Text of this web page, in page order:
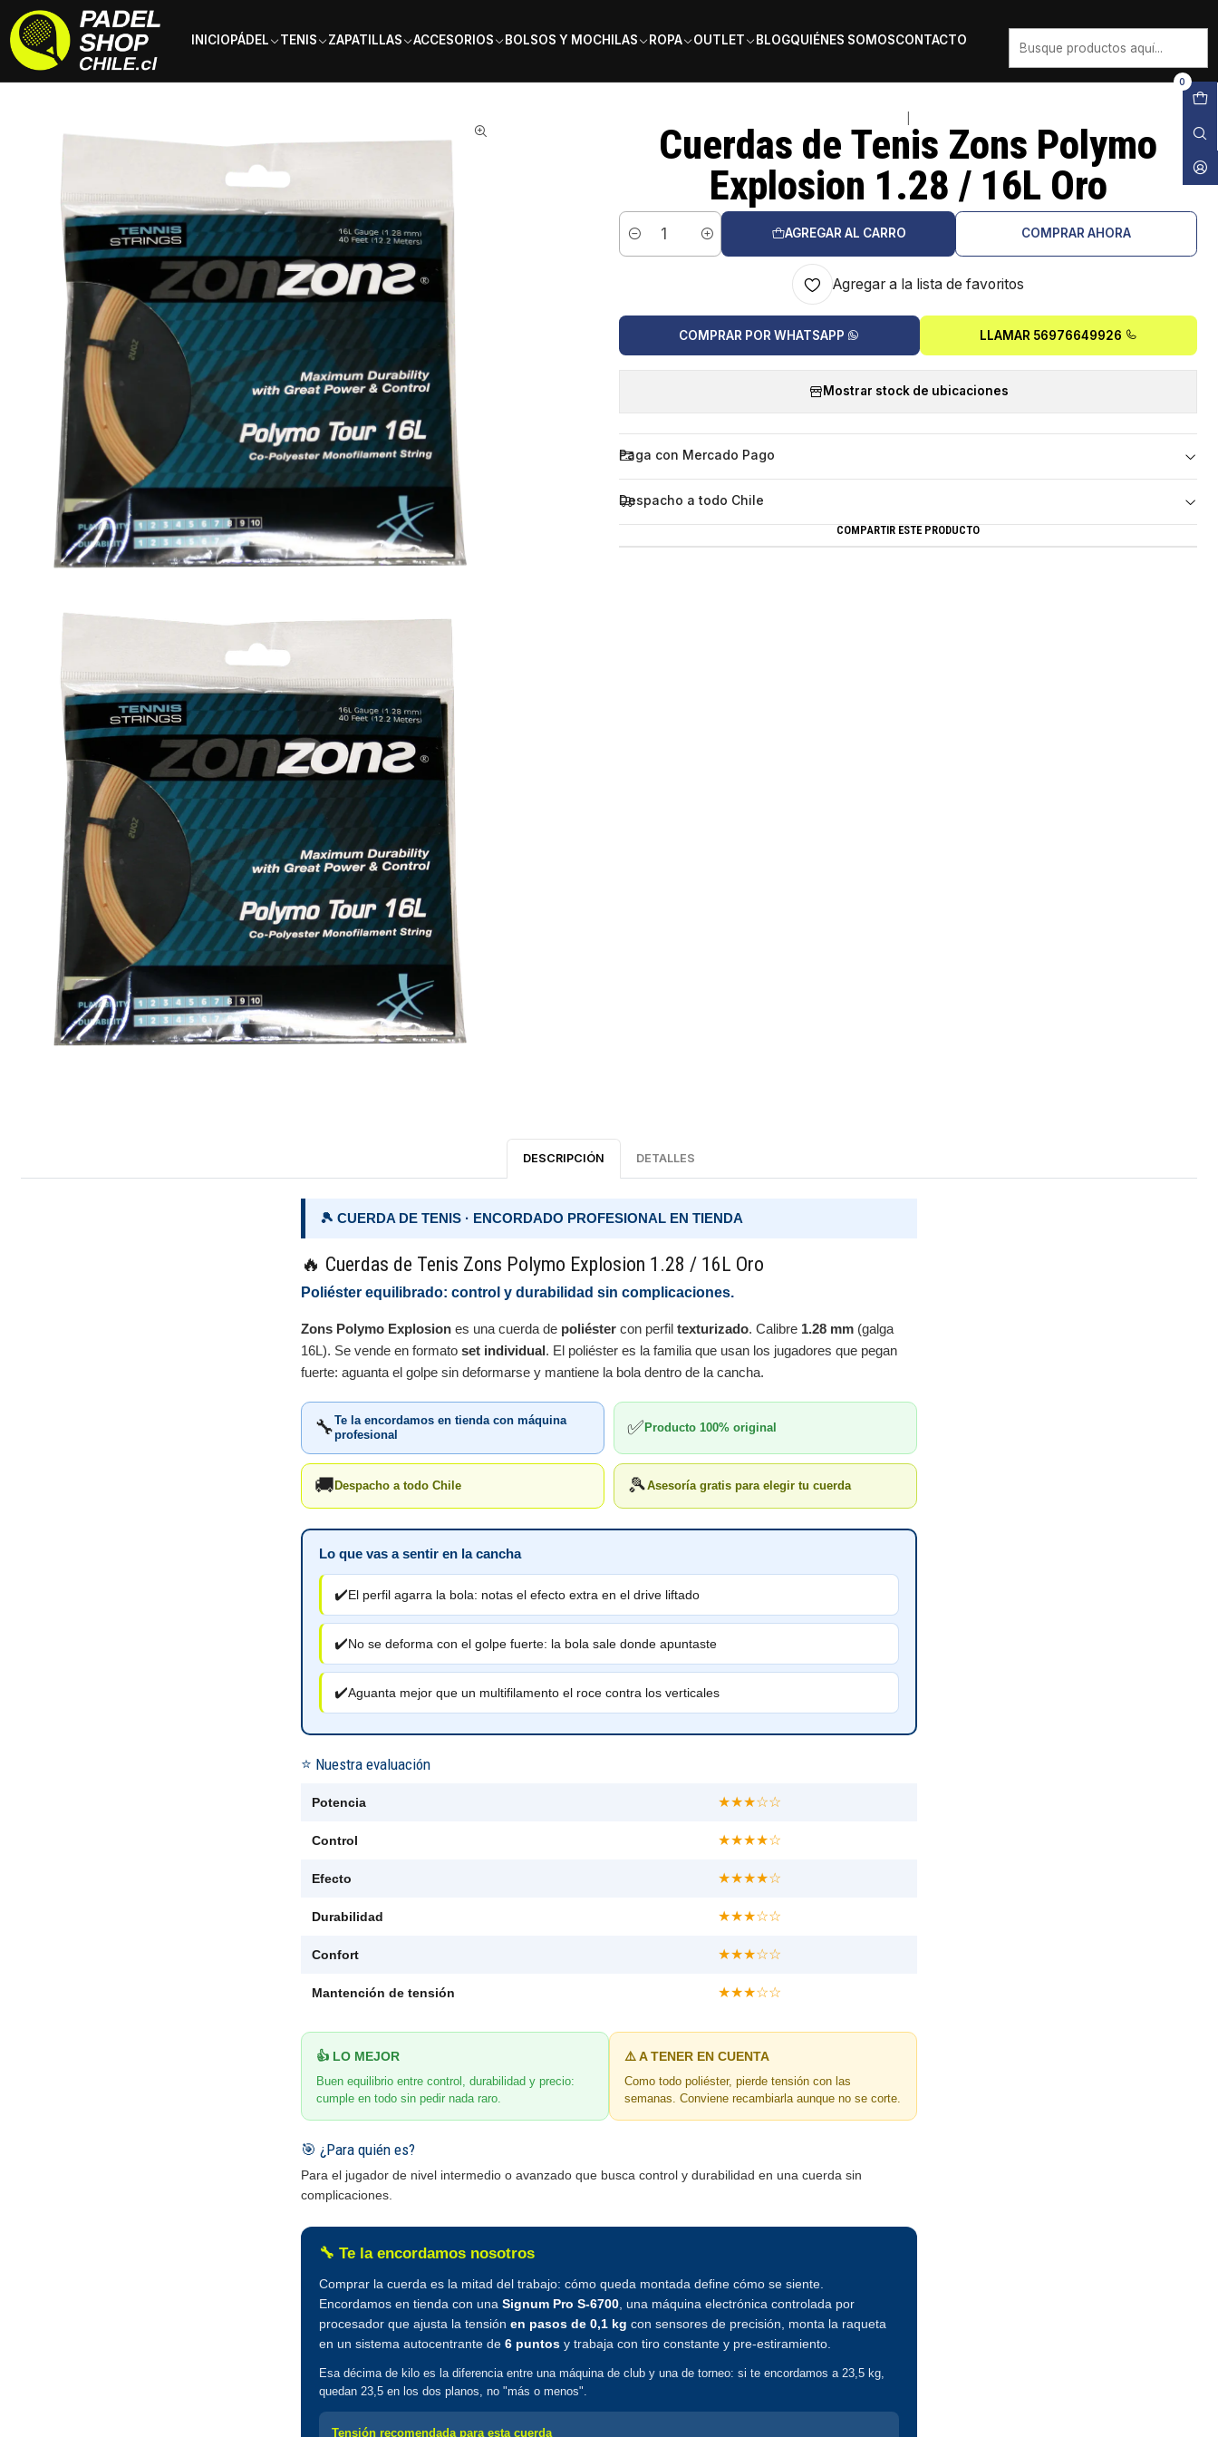
INICIOPÁDEL TENIS ZAPATILLAS ACCESORIOS BOLSOS Y MOCHILAS ROPA OUTLET BLOGQUIÉNES SOMOSCONTACTO
0
Inicio Tenis Cuerdas de Tenis
Cuerdas de Tenis Zons Polymo
Explosion 1.28 / 16L Oro
Cantidad
AGREGAR AL CARRO COMPRAR AHORA
Agregar a la lista de favoritos
COMPRAR POR WHATSAPP LLAMAR 56976649926
Mostrar stock de ubicaciones
Paga con Mercado Pago
Despacho a todo Chile
COMPARTIR ESTE PRODUCTO
DESCRIPCIÓN DETALLES
🎾 CUERDA DE TENIS · ENCORDADO PROFESIONAL EN TIENDA
🔥 Cuerdas de Tenis Zons Polymo Explosion 1.28 / 16L Oro
Poliéster equilibrado: control y durabilidad sin complicaciones.
Zons Polymo Explosion es una cuerda de poliéster con perfil texturizado. Calibre 1.28 mm (galga
16L). Se vende en formato set individual. El poliéster es la familia que usan los jugadores que pegan
fuerte: aguanta el golpe sin deformarse y mantiene la bola dentro de la cancha.
🔧Te la encordamos en tienda con máquina
profesional
✅ Producto 100% original
🚚 Despacho a todo Chile 🎾Asesoría gratis para elegir tu cuerda
Lo que vas a sentir en la cancha
✔️El perfil agarra la bola: notas el efecto extra en el drive liftado
✔️No se deforma con el golpe fuerte: la bola sale donde apuntaste
✔️Aguanta mejor que un multifilamento el roce contra los verticales
⭐ Nuestra evaluación
Potencia ★★★☆☆
Control ★★★★☆
Efecto ★★★★☆
Durabilidad ★★★☆☆
Confort ★★★☆☆
Mantención de tensión ★★★☆☆
👍 LO MEJOR
Buen equilibrio entre control, durabilidad y precio:
cumple en todo sin pedir nada raro.
⚠️ A TENER EN CUENTA
Como todo poliéster, pierde tensión con las
semanas. Conviene recambiarla aunque no se corte.
🎯 ¿Para quién es?
Para el jugador de nivel intermedio o avanzado que busca control y durabilidad en una cuerda sin
complicaciones.
🔧 Te la encordamos nosotros
Comprar la cuerda es la mitad del trabajo: cómo queda montada define cómo se siente.
Encordamos en tienda con una Signum Pro S-6700 , una máquina electrónica controlada por
procesador que ajusta la tensión en pasos de 0,1 kg con sensores de precisión, monta la raqueta
en un sistema autocentrante de 6 puntos y trabaja con tiro constante y pre-estiramiento.
Esa décima de kilo es la diferencia entre una máquina de club y una de torneo: si te encordamos a 23,5 kg,
quedan 23,5 en los dos planos, no "más o menos".
Tensión recomendada para esta cuerda